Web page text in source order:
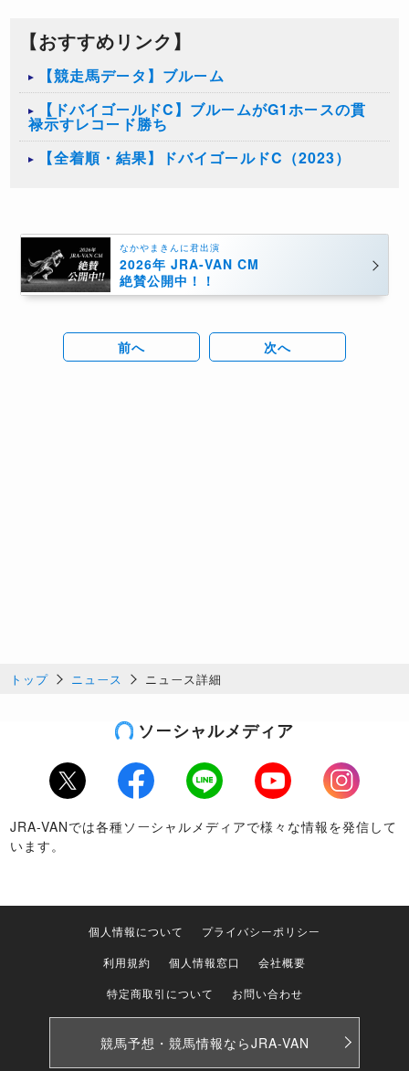
【おすすめリンク】
【競走馬データ】ブルーム
【ドバイゴールドC】ブルームがG1ホースの貫
禄示すレコード勝ち
【全着順・結果】ドバイゴールドC（2023）
なかやまきんに君出演
2026年 JRA-VAN CM
絶賛公開中！！
前へ 次へ
トップ ニュース ニュース詳細
ソーシャルメディア
Twitter Facebook LINE Youtube
Instagram
JRA-VANでは各種ソーシャルメディアで様々な情報を発信して
います。
個人情報について
プライバシーポリシー
利用規約
個人情報窓口
会社概要
特定商取引について
お問い合わせ
競馬予想・競馬情報ならJRA-VAN